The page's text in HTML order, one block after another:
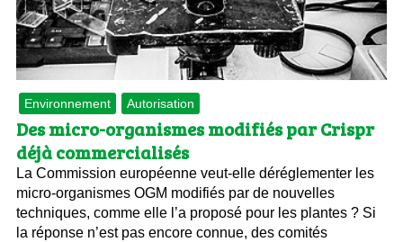
Environnement Autorisation
Des micro-organismes modifiés par Crispr
déjà commercialisés
La Commission européenne veut-elle déréglementer les
micro-organismes OGM modifiés par de nouvelles
techniques, comme elle l’a proposé pour les plantes ? Si
la réponse n’est pas encore connue, des comités